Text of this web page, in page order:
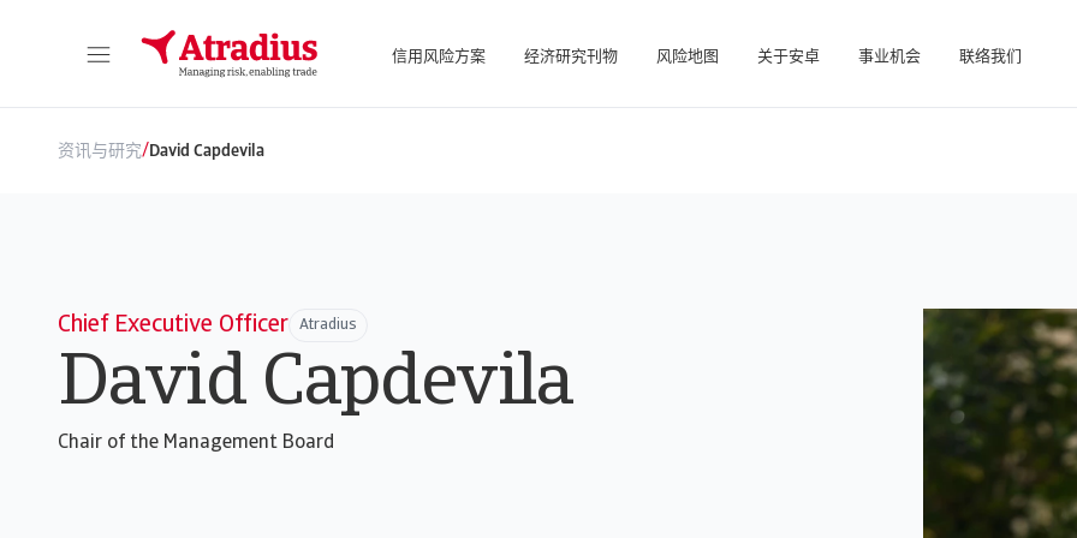
信用风险方案 经济研究刊物 风险地图 关于安卓 事业机会 联络我们
资讯与研究/David Capdevila
Chief Executive Officer Atradius
David Capdevila
Chair of the Management Board